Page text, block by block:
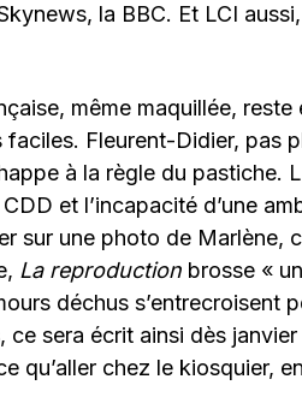
la BBC. Et LCI
même maquillée, reste
Fleurent-Didier, pas
à la règle du pastiche.
et l’incapacité d’une
sur une photo de Marlène,
La reproduction brosse «
déchus s’entrecroisent
sera écrit ainsi dès
qu’aller chez le kiosquier,